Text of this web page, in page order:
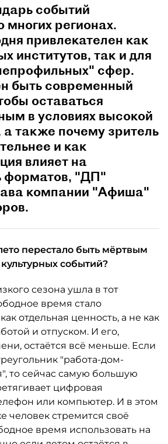
событий
многих регионах.
привлекателен как
институтов, так и для
сфер.
быть современный
оставаться
в условиях высокой
а также почему зритель
и как
влияет на
форматов, "ДП"
компании "Афиша"
перестало быть мёртвым
событий?
сезона ушла в тот
время стало
отдельная ценность, а не как
и отпуском. И его,
остаётся всё меньше. Если
"работа-дом-
то сейчас самую большую
цифровая
или компьютер. И в этом
человек стремится своё
время использовать на